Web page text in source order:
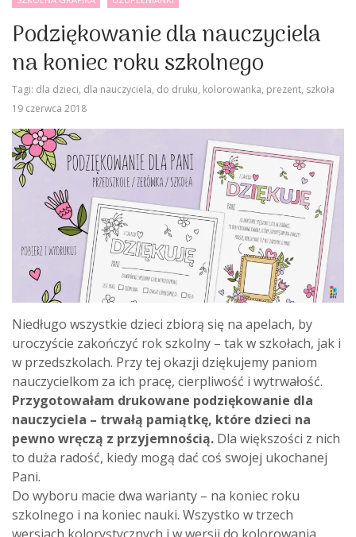
Podziękowanie dla nauczyciela
na koniec roku szkolnego
Tagi: dla dzieci, dla nauczyciela, do druku, kolorowanka, prezent, szkoła
19 czerwca 2018
Niedługo wszystkie dzieci zbiorą się na apelach, by
uroczyście zakończyć rok szkolny – tak w szkołach, jak i
w przedszkolach. Przy tej okazji dziękujemy paniom
nauczycielkom za ich pracę, cierpliwość i wytrwałość.
Przygotowałam drukowane podziękowanie dla
nauczyciela – trwałą pamiątkę, które dzieci na
pewno wręczą z przyjemnością. Dla większości z nich
to duża radość, kiedy mogą dać coś swojej ukochanej
Pani.
Do wyboru macie dwa warianty – na koniec roku
szkolnego i na koniec nauki. Wszystko w trzech